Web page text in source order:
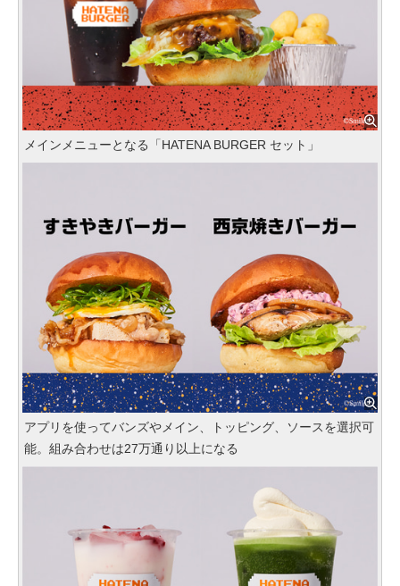
メインメニューとなる「HATENA BURGER セット」
アプリを使ってバンズやメイン、トッピング、ソースを選択可
能。組み合わせは27万通り以上になる